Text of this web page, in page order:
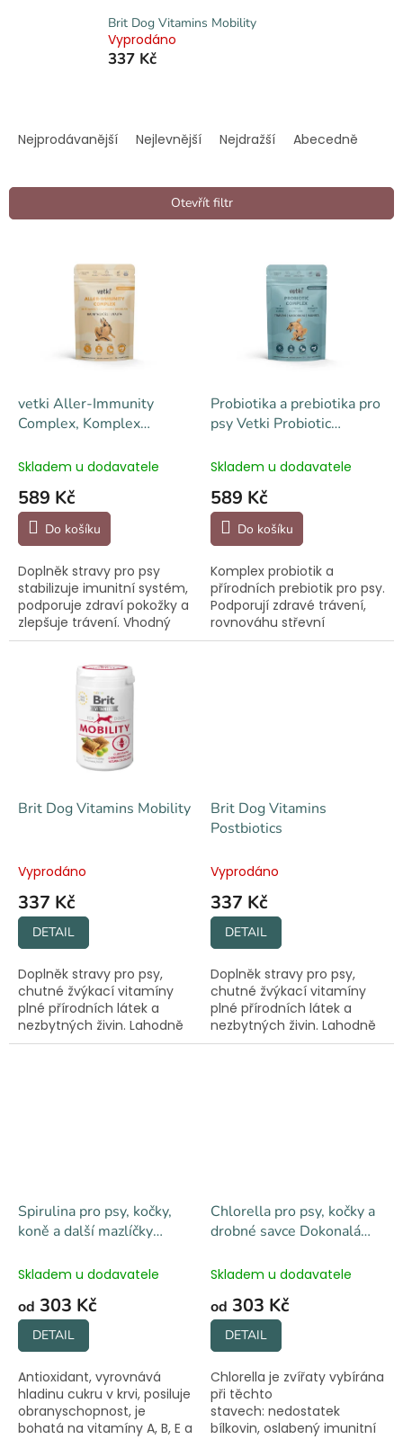
Brit Dog Vitamins Mobility
Vyprodáno
337 Kč
n
í
Nejprodávanější Nejlevnější Nejdražší Abecedně
Otevřít filtr
dvetki Aller-Immunity
Complex, Komplex
Skladem u dodavatele
589 Kč
Do košíku
Doplněk stravy pro psy
stabilizuje imunitní systém,
podporuje zdraví pokožky a
zlepšuje trávení. Vhodný
při nadměrném drbání a
Probiotika a prebiotika pro
psy Vetki Probiotic
Skladem u dodavatele
589 Kč
Do košíku
Komplex probiotik a
přírodních prebiotik pro psy.
Podporují zdravé trávení,
rovnováhu střevní
mikroflóry a silnou imunitu.
Brit Dog Vitamins Mobility
Vyprodáno
337 Kč
DETAIL
Doplněk stravy pro psy,
chutné žvýkací vitamíny
plné přírodních látek a
nezbytných živin. Lahodně
snadný způsob, jak podpořit
Brit Dog Vitamins
Postbiotics
Vyprodáno
337 Kč
DETAIL
Doplněk stravy pro psy,
chutné žvýkací vitamíny
plné přírodních látek a
nezbytných živin. Lahodně
snadný způsob, jak podpořit
Spirulina pro psy, kočky,
koně a další mazlíčky
Skladem u dodavatele
od 303 Kč
DETAIL
Antioxidant, vyrovnává
hladinu cukru v krvi, posiluje
obranyschopnost, je
bohatá na vitamíny A, B, E a
Chlorella pro psy, kočky a
drobné savce Dokonalá
Skladem u dodavatele
od 303 Kč
DETAIL
Chlorella je zvířaty vybírána
při těchto
stavech: nedostatek
bílkovin, oslabený imunitní